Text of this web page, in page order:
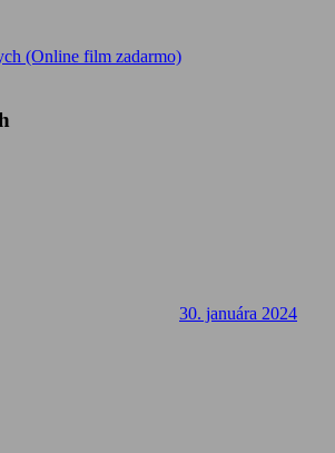
(Online film zadarmo)
30. januára 2024